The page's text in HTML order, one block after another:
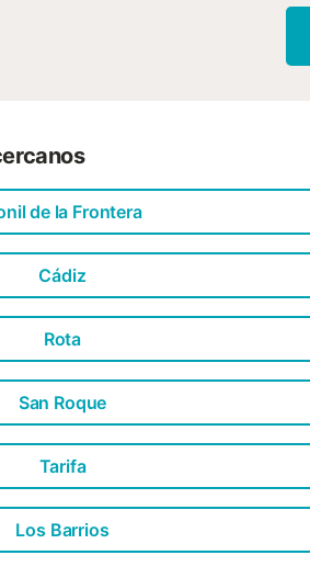
de la Frontera
Cádiz
Rota
San Roque
Tarifa
Los Barrios